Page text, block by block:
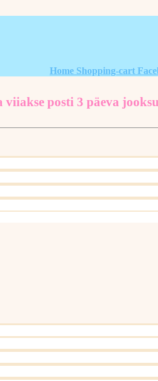
Home Shopping-cart
posti 3 päeva